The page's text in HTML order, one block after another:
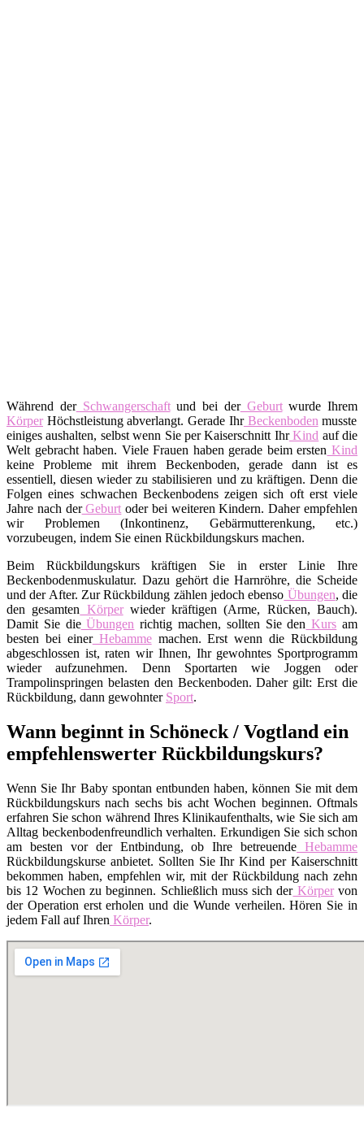
Während derSchwangerschaftund bei derGeburtwurde Ihrem
KörperHöchstleistung abverlangt. Gerade IhrBeckenboden musste
einiges aushalten, selbst wenn Sie per Kaiserschnitt IhrKind auf die
Welt gebracht haben. Viele Frauen haben gerade beim ersten Kind
keine Probleme mit ihrem Beckenboden, gerade dann ist es
essentiell, diesen wieder zu stabilisieren und zu kräftigen. Denn die
Folgen eines schwachen Beckenbodens zeigen sich oft erst viele
Jahre nach derGeburt oder bei weiteren Kindern. Daher empfehlen
wir Problemen (Inkontinenz, Gebärmutterenkung, etc.)
vorzubeugen, indem Sie einen Rückbildungskurs machen.
Beim Rückbildungskurs kräftigen Sie in erster Linie Ihre
Beckenbodenmuskulatur. Dazu gehört die Harnröhre, die Scheide
und der After. Zur Rückbildung zählen jedoch ebenso Übungen, die
den gesamten Körperwieder kräftigen (Arme, Rücken, Bauch).
Damit Sie dieÜbungen richtig machen, sollten Sie den Kurs am
besten bei einerHebammemachen. Erst wenn die Rückbildung
abgeschlossen ist, raten wir Ihnen, Ihr gewohntes Sportprogramm
wieder aufzunehmen. Denn Sportarten wie Joggen oder
Trampolinspringen belasten den Beckenboden. Daher gilt: Erst die
Rückbildung, dann gewohnter Sport.
Wann beginnt in Schöneck / Vogtland ein
empfehlenswerter Rückbildungskurs?
Wenn Sie Ihr Baby spontan entbunden haben, können Sie mit dem
Rückbildungskurs nach sechs bis acht Wochen beginnen. Oftmals
erfahren Sie schon während Ihres Klinikaufenthalts, wie Sie sich am
Alltag beckenbodenfreundlich verhalten. Erkundigen Sie sich schon
am besten vor der Entbindung, ob Ihre betreuende Hebamme
Rückbildungskurse anbietet. Sollten Sie Ihr Kind per Kaiserschnitt
bekommen haben, empfehlen wir, mit der Rückbildung nach zehn
bis 12 Wochen zu beginnen. Schließlich muss sich derKörpervon
der Operation erst erholen und die Wunde verheilen. Hören Sie in
jedem Fall auf Ihren Körper.